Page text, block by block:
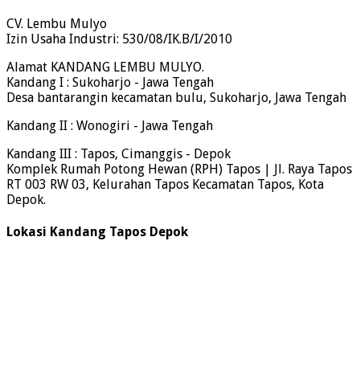
CV. Lembu Mulyo
Izin Usaha Industri: 530/08/IK.B/I/2010
Alamat KANDANG LEMBU MULYO.
Kandang I : Sukoharjo - Jawa Tengah
Desa bantarangin kecamatan bulu, Sukoharjo, Jawa Tengah
Kandang II : Wonogiri - Jawa Tengah
Kandang III : Tapos, Cimanggis - Depok
Komplek Rumah Potong Hewan (RPH) Tapos | Jl. Raya Tapos
RT 003 RW 03, Kelurahan Tapos Kecamatan Tapos, Kota
Depok.
Lokasi Kandang Tapos Depok